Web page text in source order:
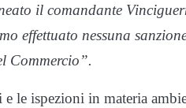
il comandante
effettuato nessuna
Commercio”.
le ispezioni in materia